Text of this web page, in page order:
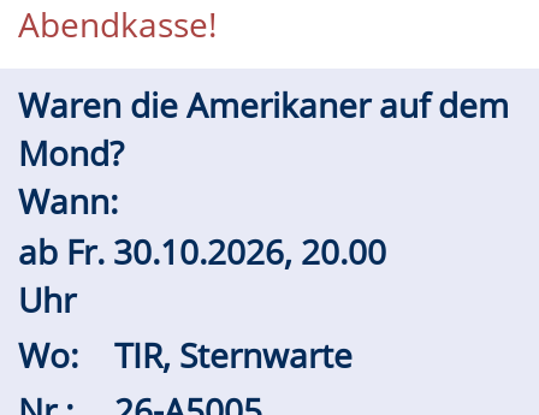
Abendkasse!
Waren die Amerikaner auf dem
Mond?
Wann:
ab Fr. 30.10.2026, 20.00
Uhr
Wo:
TIR, Sternwarte